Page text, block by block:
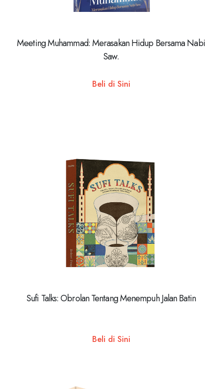
Meeting Muhammad: Merasakan Hidup Bersama Nabi
Saw.
Beli di Sini
Sufi Talks: Obrolan Tentang Menempuh Jalan Batin
Beli di Sini